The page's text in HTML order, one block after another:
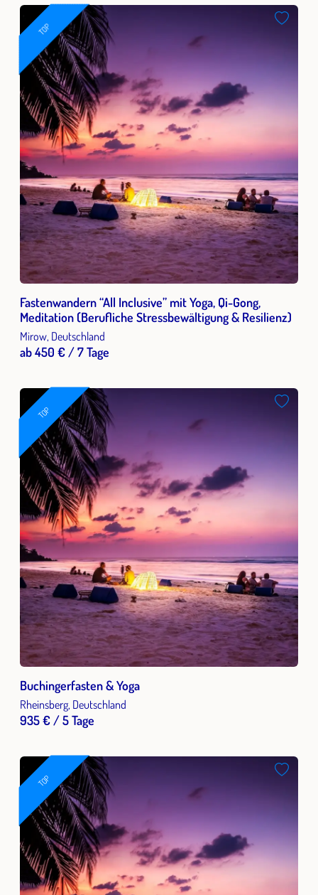
TOP
Fastenwandern “All Inclusive” mit Yoga, Qi-Gong,
Meditation (Berufliche Stressbewältigung & Resilienz)
Mirow, Deutschland
ab 450 € / 7 Tage
TOP
Buchingerfasten & Yoga
Rheinsberg, Deutschland
935 € / 5 Tage
TOP